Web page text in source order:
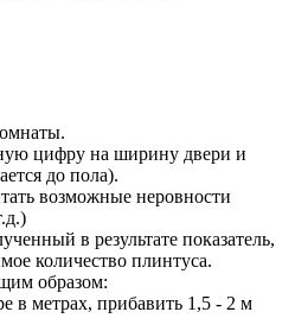
цифру на ширину двери и
до пола).
возможные неровности
в результате показатель,
количество плинтуса.
образом:
в метрах, прибавить 1,5 - 2 м